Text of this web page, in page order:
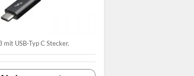
mit USB-Typ C Stecker.